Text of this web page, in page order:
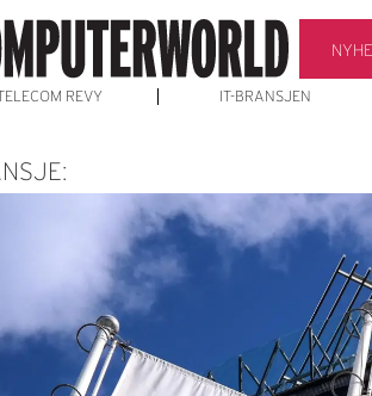
REVY IT-BRANSJEN